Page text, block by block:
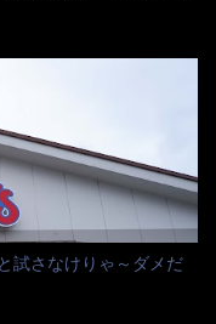
を入れて完成です。 ど
ゃない！？ 笑 マルタ
ンフライ・ノンスチー
トレートめんです。 豚
た辛さとコクが凝縮さ
ラー油とごま油を使用
す。 調味油をスープ
ているようで、パック
結構な差が出てい
、しっかり確認し買う
若干有り差がでてるだ
ると・・・結構美味し
マカロニの絡まった食
用のスプーンを使って
試さなけりゃ～ダメだ